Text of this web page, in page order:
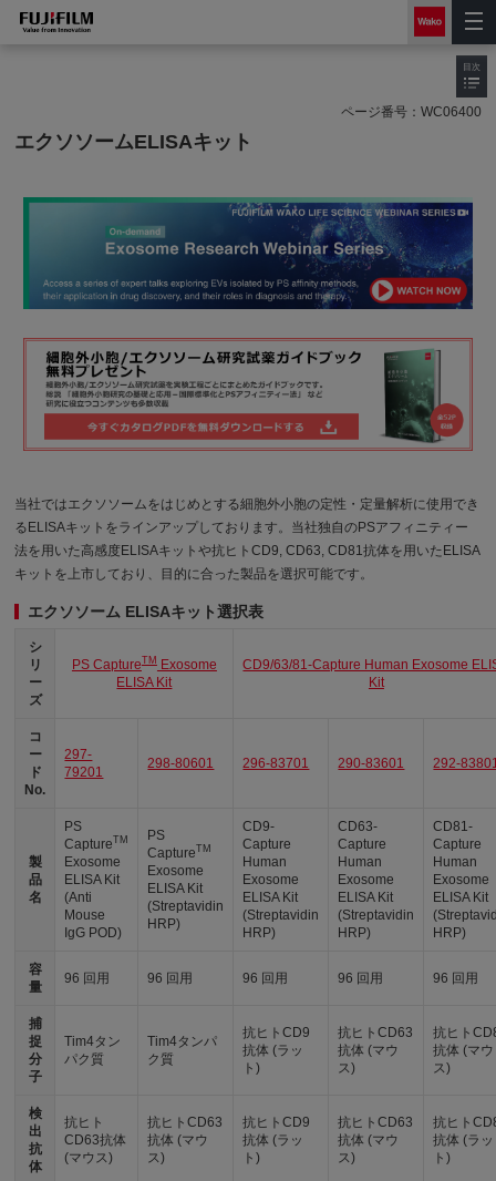
ページ番号： WC06400
エクソソームELISAキット
当社ではエクソソームをはじめとする細胞外小胞の定性・定量解析に使用でき
るELISAキットをラインアップしております。当社独自のPSアフィニティー
法を用いた高感度ELISAキットや抗ヒトCD9, CD63, CD81抗体を用いたELISA
キットを上市しており、目的に合った製品を選択可能です。
エクソソーム ELISAキット選択表
シ
リ
ー
ズ
PS CaptureTMExosome
ELISA Kit
CD9/63/81-Capture Human Exosome
Kit
コ
ー
ド
No.
297-
79201
298-80601 296-83701 290-83601 292-
製
品
名
PS
CaptureTM
Exosome
ELISA Kit
(Anti
Mouse
IgG POD)
PS
CaptureTM
Exosome
ELISA Kit
(Streptavidin
HRP)
CD9-
Capture
Human
Exosome
ELISA Kit
(Streptavidin
HRP)
CD63-
Capture
Human
Exosome
ELISA Kit
(Streptavidin
HRP)
CD81-
Capture
Human
Exosome
ELISA Kit
HRP)
容
量
96 回用 96 回用 96 回用 96 回用 96 回用
捕
捉
分
子
Tim4タン
パク質
Tim4タンパ
ク質
抗ヒトCD9
抗体 (ラッ
ト)
抗ヒトCD63
抗体 (マウ
ス)
抗ヒト
抗体 (マウ
ス)
検
出
抗
体
抗ヒト
CD63抗体
(マウス)
抗ヒトCD63
抗体 (マウ
ス)
抗ヒトCD9
抗体 (ラッ
ト)
抗ヒトCD63
抗体 (マウ
ス)
抗ヒト
抗体 (ラッ
ト)
目次